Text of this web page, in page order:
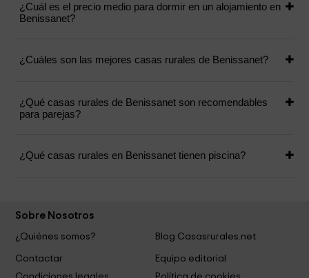
¿Cuál es el precio medio para dormir en un alojamiento en
Benissanet?
¿Cuáles son las mejores casas rurales de Benissanet?
¿Qué casas rurales de Benissanet son recomendables
para parejas?
¿Qué casas rurales en Benissanet tienen piscina?
Sobre Nosotros
¿Quiénes somos?
Blog Casasrurales.net
Contactar
Equipo editorial